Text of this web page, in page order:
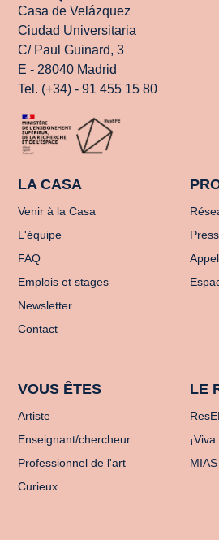
Casa de Velázquez
Ciudad Universitaria
C/ Paul Guinard, 3
E - 28040 Madrid
Tel. (+34) - 91 455 15 80
LA CASA
Venir à la Casa
L'équipe
FAQ
Emplois et stages
Newsletter
Contact
VOUS ÊTES
Artiste
Enseignant/chercheur
Professionnel de l'art
Curieux
LE
MIAS